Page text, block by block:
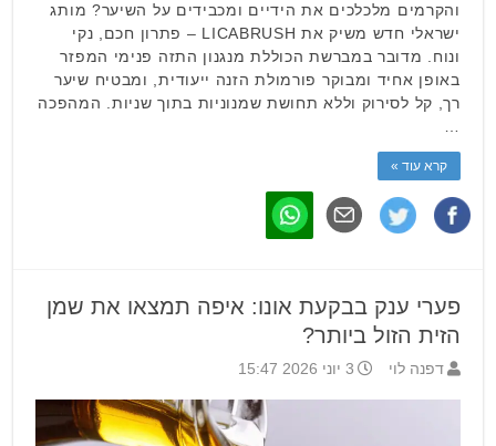
והקרמים מלכלכים את הידיים ומכבידים על השיער? מותג
ישראלי חדש משיק את LICABRUSH – פתרון חכם, נקי
ונוח. מדובר במברשת הכוללת מנגנון התזה פנימי המפזר
באופן אחיד ומבוקר פורמולת הזנה ייעודית, ומבטיח שיער
רך, קל לסירוק וללא תחושת שמנוניות בתוך שניות. המהפכה
…
קרא עוד »
פערי ענק בבקעת אונו: איפה תמצאו את שמן
הזית הזול ביותר?
דפנה לוי 3 יוני 2026 15:47